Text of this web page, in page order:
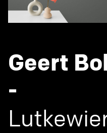
Geert
-